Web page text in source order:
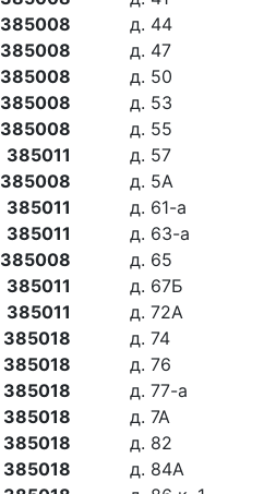
385008 д. 44
385008 д. 47
385008 д. 50
385008 д. 53
385008 д. 55
385011 д. 57
385008 д. 5А
385011 д. 61-а
385011 д. 63-а
385008 д. 65
385011 д. 67Б
385011 д. 72А
385018 д. 74
385018 д. 76
385018 д. 77-а
385018 д. 7А
385018 д. 82
385018 д. 84А